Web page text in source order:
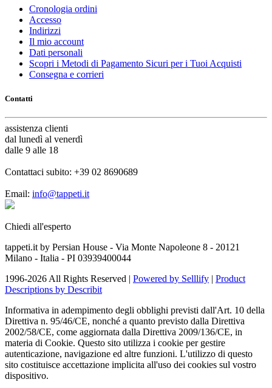
Cronologia ordini
Accesso
Indirizzi
Il mio account
Dati personali
Scopri i Metodi di Pagamento Sicuri per i Tuoi Acquisti
Consegna e corrieri
Contatti
assistenza clienti
dal lunedì al venerdì
dalle 9 alle 18
Contattaci subito: +39 02 8690689
Email: info@tappeti.it
Chiedi all'esperto
tappeti.it by Persian House - Via Monte Napoleone 8 - 20121
Milano - Italia - PI 03939400044
1996-2026 All Rights Reserved | Powered by Selllify | Product
Descriptions by Describit
Informativa in adempimento degli obblighi previsti dall'Art. 10 della
Direttiva n. 95/46/CE, nonché a quanto previsto dalla Direttiva
2002/58/CE, come aggiornata dalla Direttiva 2009/136/CE, in
materia di Cookie. Questo sito utilizza i cookie per gestire
autenticazione, navigazione ed altre funzioni. L'utilizzo di questo
sito costituisce accettazione implicita all'uso dei cookies sul vostro
dispositivo.